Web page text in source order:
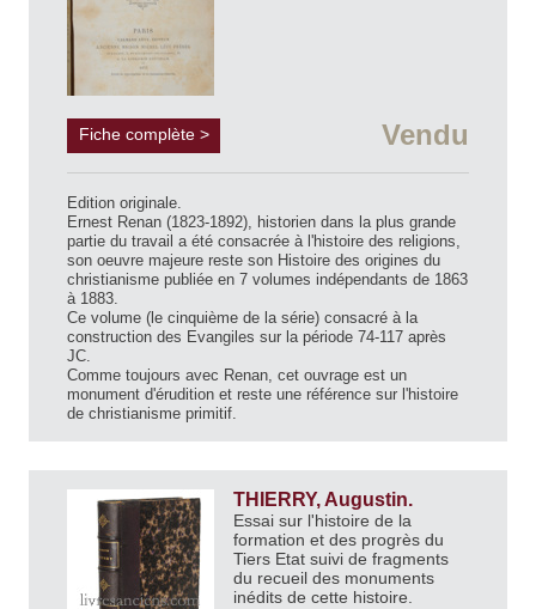
Fiche complète > Vendu
Edition originale.
Ernest Renan (1823-1892), historien dans la plus grande
partie du travail a été consacrée à l'histoire des religions,
son oeuvre majeure reste son Histoire des origines du
christianisme publiée en 7 volumes indépendants de 1863
à 1883.
Ce volume (le cinquième de la série) consacré à la
construction des Evangiles sur la période 74-117 après
JC.
Comme toujours avec Renan, cet ouvrage est un
monument d'érudition et reste une référence sur l'histoire
de christianisme primitif.
THIERRY, Augustin.
Essai sur l'histoire de la
formation et des progrès du
Tiers Etat suivi de fragments
du recueil des monuments
inédits de cette histoire.